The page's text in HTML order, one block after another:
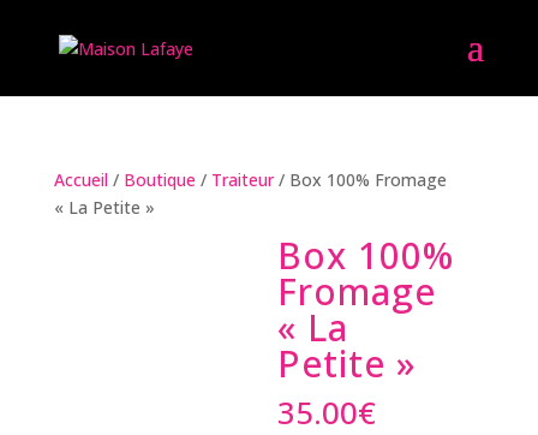
Accueil/ Boutique / Traiteur/ Box 100% Fromage
« La Petite »
Box 100%
Fromage
« La
Petite »
35.00€